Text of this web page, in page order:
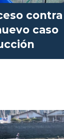
contra
caso